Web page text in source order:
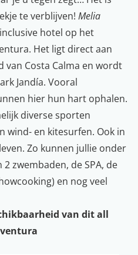
te verblijven! Melia
hotel op het
Het ligt direct aan
Costa Calma en wordt
Jandía. Vooral
hier hun hart ophalen.
diverse sporten
wind- en kitesurfen. Ook in
Zo kunnen jullie onder
zwembaden, de SPA, de
en nog veel
van dit all